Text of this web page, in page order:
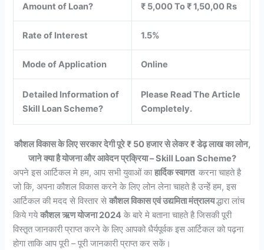
Amount of Loan? ₹ 5,000 To ₹ 1,50,00 Rs
Rate of Interest 1.5%
Mode of Application Online
Detailed Information of
Skill Loan Scheme?
Please Read The Article
Completely.
कौशल विकास के लिए सरकार देगी पूरे ₹ 50 हजार से लेकर ₹ डेढ़ लाख का लोन,
जाने क्या है योजना और आवेदन प्रक्रिया – Skill Loan Scheme?
अपने इस आर्टिकल मे हम, आप सभी युवाओं काहार्दिक स्वागत करना चाहते है
जो कि, अपना कौशल विकास करने के लिए लोन लेना चाहते है उन्हेें हम, इस
आर्टिकल की मदद से विस्तार सेकौशल विकास एवं उद्यमिता मंत्रालयद्धारा लांच
किये गयेकौशल ऋण योजना 2024 के बारे मे बताना चाहते है जिसकी पूरी
विस्तृ़त जानकारी प्राप्त करने के लिए आपको धैर्यपूर्वक इस आर्टिकल को पढ़ना
होगा ताकि आप पूरी – पूरी जानकारी प्राप्त कर सकें।